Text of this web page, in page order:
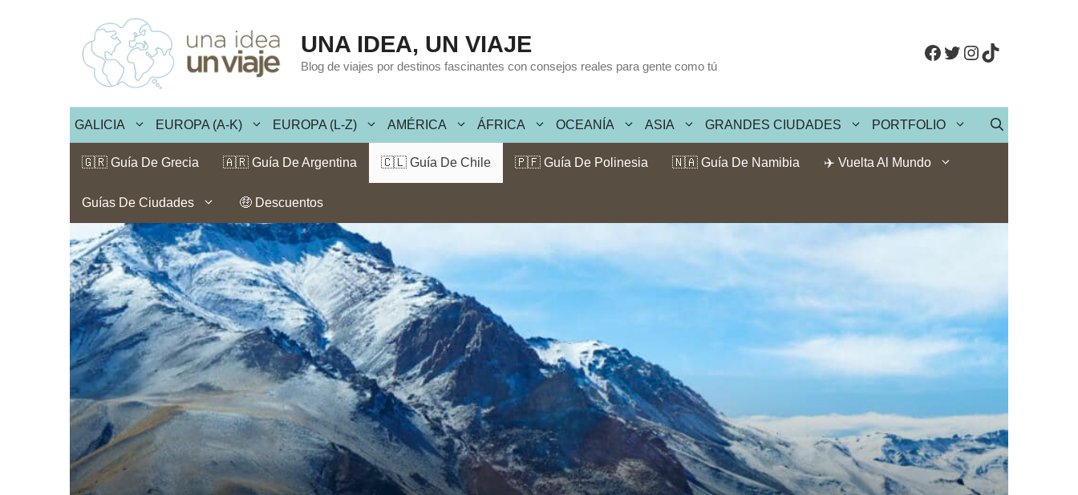
contenido
UNA IDEA, UN VIAJE
Blog de viajes por destinos fascinantes con consejos reales para gente como tú
Facebook
Twitter
Instagram
TikTok
GALICIA EUROPA (A-K) EUROPA (L-Z) AMÉRICA ÁFRICA OCEANÍA ASIA GRANDES CIUDADES PORTFOLIO
🇬🇷 Guía De Grecia 🇦🇷 Guía De Argentina 🇨🇱 Guía De Chile 🇵🇫 Guía De Polinesia 🇳🇦 Guía De Namibia ✈️ Vuelta Al Mundo
Guías De Ciudades 🤑 Descuentos